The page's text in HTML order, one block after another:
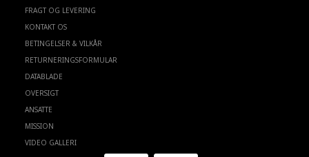
FRAGT OG LEVERING
KONTAKT OS
BETINGELSER & VILKÅR
RETURNERINGSFORMULAR
DATABLADE
OVERSIGT
ANSATTE
MISSION
VIDEO GALLERI